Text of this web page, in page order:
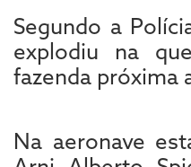
Segundo a
explodiu na
fazenda próxima
Na aeronave